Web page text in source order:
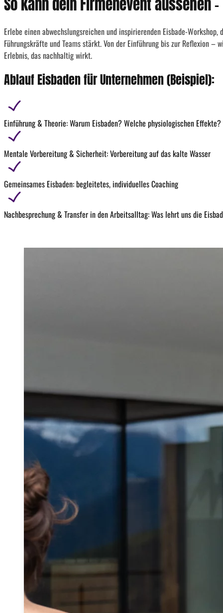
So kann dein Firmenevent aussehen
Erlebe einen abwechslungsreichen und inspirierenden Eisbade-Workshop,
Führungskräfte und Teams stärkt. Von der Einführung bis zur Reflexion –
Erlebnis, das nachhaltig wirkt.
Ablauf Eisbaden für Unternehmen (Beispiel):
Einführung & Theorie: Warum Eisbaden? Welche physiologischen Effekte?
Mentale Vorbereitung & Sicherheit: Vorbereitung auf das kalte Wasser
Gemeinsames Eisbaden: begleitetes, individuelles Coaching
Nachbesprechung & Transfer in den Arbeitsalltag: Was lehrt uns die